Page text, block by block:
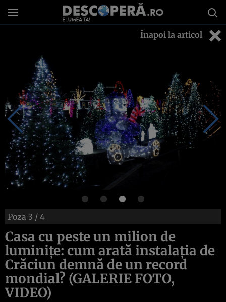
Înapoi la articol
Poza 3 / 4
Casa cu peste un milion de
luminiţe: cum arată instalaţia de
Crăciun demnă de un record
mondial? (GALERIE FOTO,
VIDEO)